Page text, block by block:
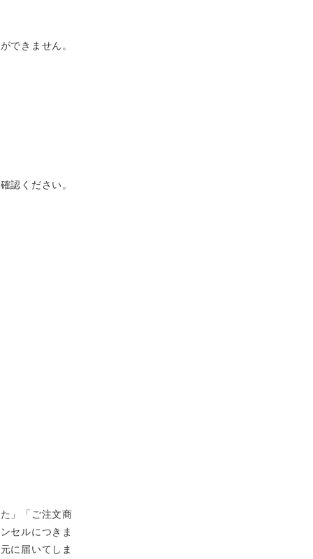
できません。
認ください。
」「ご注文商
セルにつきま
に届いてしま